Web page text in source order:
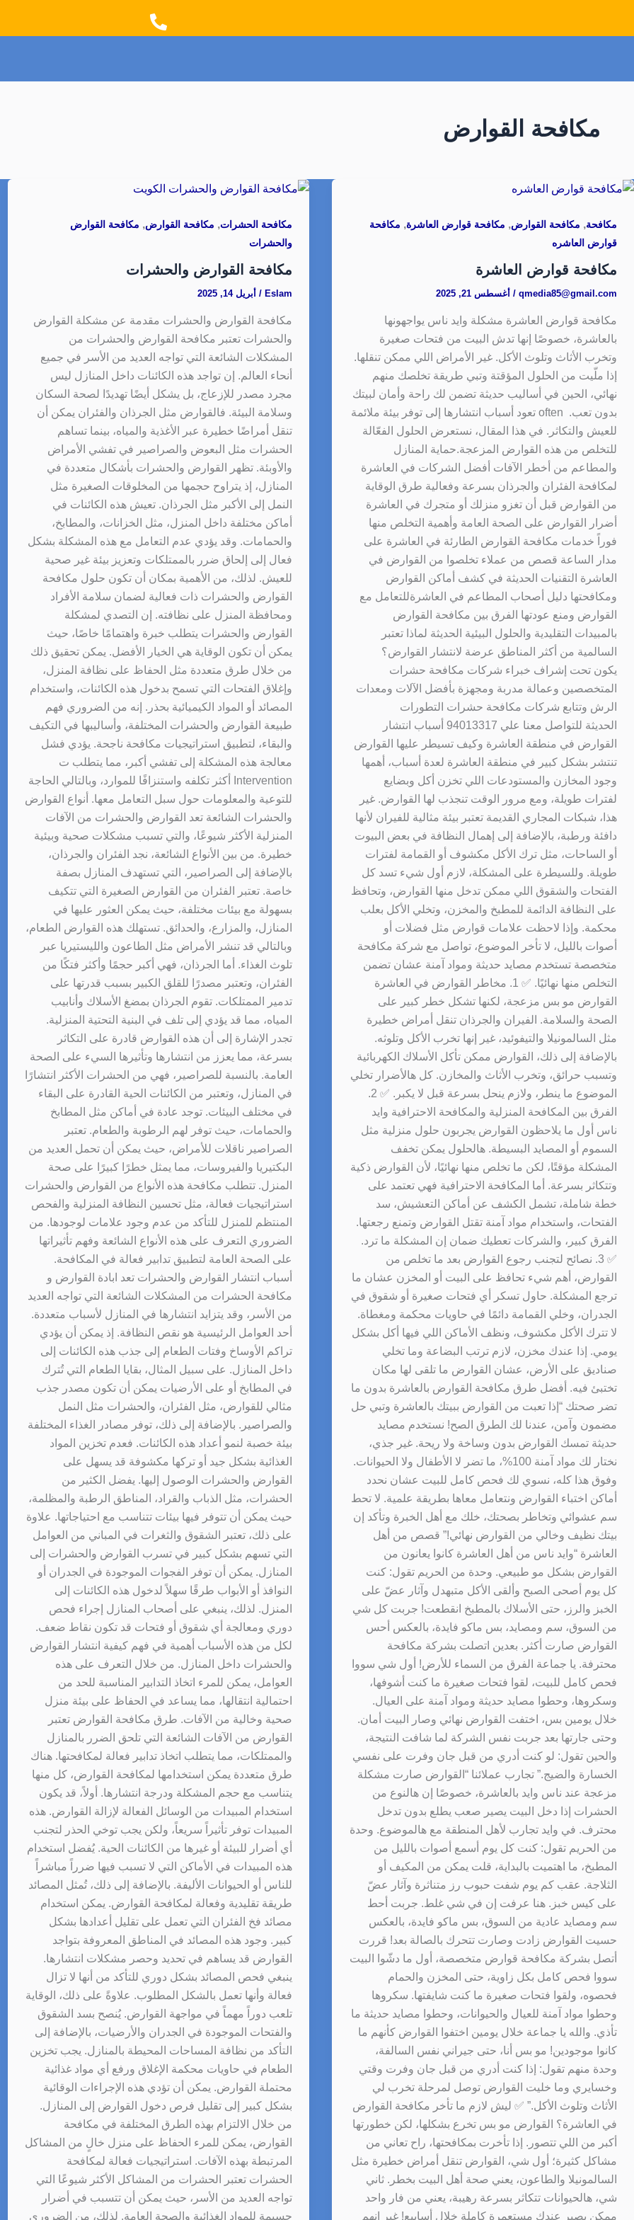
o
r
مكافحة القوارض
مكافحة, مكافحة القوارض, مكافحة قوارض العاشرة, مكافحة
قوارض العاشره
مكافحة قوارض العاشرة
qmedia85@gmail.com
/ أغسطس 21, 2025
مكافحة قوارض العاشرة مشكلة وايد ناس يواجهونها
بالعاشرة، خصوصًا إنها تدش البيت من فتحات صغيرة
وتخرب الأثاث وتلوث الأكل. غير الأمراض اللي ممكن تنقلها.
إذا ملّيت من الحلول المؤقتة وتبي طريقة تخلصك منهم
نهائي، الحين في أساليب حديثة تضمن لك راحة وأمان لبيتك
بدون تعب. often تعود أسباب انتشارها إلى توفر بيئة ملائمة
للعيش والتكاثر. في هذا المقال، نستعرض الحلول الفعّالة
للتخلص من هذه القوارض المزعجة.حماية المنازل
والمطاعم من أخطر الآفات أفضل الشركات في العاشرة
لمكافحة الفئران والجرذان بسرعة وفعالية طرق الوقاية
من القوارض قبل أن تغزو منزلك أو متجرك في العاشرة
أضرار القوارض على الصحة العامة وأهمية التخلص منها
فوراً خدمات مكافحة القوارض الطارئة في العاشرة على
مدار الساعة قصص من عملاء تخلصوا من القوارض في
العاشرة التقنيات الحديثة في كشف أماكن القوارض
ومكافحتها دليل أصحاب المطاعم في العاشرةللتعامل مع
القوارض ومنع عودتها الفرق بين مكافحة القوارض
بالمبيدات التقليدية والحلول البيئية الحديثة لماذا تعتبر
السالمية من أكثر المناطق عرضة لانتشار القوارض؟
يكون تحت إشراف خبراء شركات مكافحة حشرات
المتخصصين وعمالة مدربة ومجهزة بأفضل الآلات ومعدات
الرش وتتابع شركات مكافحة حشرات التطورات
الحديثة للتواصل معنا علي 94013317 أسباب انتشار
القوارض في منطقة العاشرة وكيف تسيطر عليها القوارض
تنتشر بشكل كبير في منطقة العاشرة لعدة أسباب، أهمها
وجود المخازن والمستودعات اللي تخزن أكل وبضايع
لفترات طويلة، ومع مرور الوقت تنجذب لها القوارض. غير
هذا، شبكات المجاري القديمة تعتبر بيئة مثالية للفيران لأنها
دافئة ورطبة، بالإضافة إلى إهمال النظافة في بعض البيوت
أو الساحات، مثل ترك الأكل مكشوف أو القمامة لفترات
طويلة. وللسيطرة على المشكلة، لازم أول شيء تسد كل
الفتحات والشقوق اللي ممكن تدخل منها القوارض، وتحافظ
على النظافة الدائمة للمطبخ والمخزن، وتخلي الأكل بعلب
محكمة. وإذا لاحظت علامات قوارض مثل فضلات أو
أصوات بالليل، لا تأخر الموضوع، تواصل مع شركة مكافحة
متخصصة تستخدم مصايد حديثة ومواد آمنة عشان تضمن
التخلص منها نهائيًا. ✅ 1. مخاطر القوارض في العاشرة
القوارض مو بس مزعجة، لكنها تشكل خطر كبير على
الصحة والسلامة. الفيران والجرذان تنقل أمراض خطيرة
مثل السالمونيلا والتيفوئيد، غير إنها تخرب الأكل وتلوثه.
بالإضافة إلى ذلك، القوارض ممكن تأكل الأسلاك الكهربائية
وتسبب حرائق، وتخرب الأثاث والمخازن. كل هالأضرار تخلي
الموضوع ما ينطر، ولازم ينحل بسرعة قبل لا يكبر. ✅ 2.
الفرق بين المكافحة المنزلية والمكافحة الاحترافية وايد
ناس أول ما يلاحظون القوارض يجربون حلول منزلية مثل
السموم أو المصايد البسيطة. هالحلول يمكن تخفف
المشكلة مؤقتًا، لكن ما تخلص منها نهائيًا، لأن القوارض ذكية
وتتكاثر بسرعة. أما المكافحة الاحترافية فهي تعتمد على
خطة شاملة، تشمل الكشف عن أماكن التعشيش، سد
الفتحات، واستخدام مواد آمنة تقتل القوارض وتمنع رجعتها.
الفرق كبير، والشركات تعطيك ضمان إن المشكلة ما ترد.
✅ 3. نصائح لتجنب رجوع القوارض بعد ما تخلص من
القوارض، أهم شيء تحافظ على البيت أو المخزن عشان ما
ترجع المشكلة. حاول تسكر أي فتحات صغيرة أو شقوق في
الجدران، وخلي القمامة دائمًا في حاويات محكمة ومغطاة.
لا تترك الأكل مكشوف، ونظف الأماكن اللي فيها أكل بشكل
يومي. إذا عندك مخزن، لازم ترتب البضاعة وما تخلي
صناديق على الأرض، عشان القوارض ما تلقى لها مكان
تختبئ فيه. أفضل طرق مكافحة القوارض بالعاشرة بدون ما
تضر صحتك “إذا تعبت من القوارض ببيتك بالعاشرة وتبي حل
مضمون وآمن، عندنا لك الطرق الصح! نستخدم مصايد
حديثة تمسك القوارض بدون وساخة ولا ريحة. غير جذي،
نختار لك مواد آمنة 100%، ما تضر لا الأطفال ولا الحيوانات.
وفوق هذا كله، نسوي لك فحص كامل للبيت عشان نحدد
أماكن اختباء القوارض ونتعامل معاها بطريقة علمية. لا تحط
سم عشوائي وتخاطر بصحتك، خلك مع أهل الخبرة وتأكد إن
بيتك نظيف وخالي من القوارض نهائي!” قصص من أهل
العاشرة “وايد ناس من أهل العاشرة كانوا يعانون من
القوارض بشكل مو طبيعي. وحدة من الحريم تقول: كنت
كل يوم أصحى الصبح وألقى الأكل متبهدل وآثار عضّ على
الخبز والرز، حتى الأسلاك بالمطبخ انقطعت! جربت كل شي
من السوق، سم ومصايد، بس ماكو فايدة، بالعكس أحس
القوارض صارت أكثر. بعدين اتصلت بشركة مكافحة
محترفة. يا جماعة الفرق من السماء للأرض! أول شي سووا
فحص كامل للبيت، لقوا فتحات صغيرة ما كنت أشوفها،
وسكروها، وحطوا مصايد حديثة ومواد آمنة على العيال.
خلال يومين بس، اختفت القوارض نهائي وصار البيت أمان.
وحتى جارتها بعد جربت نفس الشركة لما شافت النتيجة،
والحين تقول: لو كنت أدري من قبل جان وفرت على نفسي
الخسارة والضيج.” تجارب عملائنا “القوارض صارت مشكلة
مزعجة عند ناس وايد بالعاشرة، خصوصًا إن هالنوع من
الحشرات إذا دخل البيت يصير صعب يطلع بدون تدخل
محترف. في وايد تجارب لأهل المنطقة مع هالموضوع. وحدة
من الحريم تقول: كنت كل يوم أسمع أصوات بالليل من
المطبخ، ما اهتميت بالبداية، قلت يمكن من المكيف أو
الثلاجة. عقب كم يوم شفت حبوب رز متناثرة وآثار عضّ
على كيس خبز. هنا عرفت إن في شي غلط. جربت أحط
سم ومصايد عادية من السوق، بس ماكو فايدة، بالعكس
حسيت القوارض زادت وصارت تتحرك بالصالة بعد! قررت
أتصل بشركة مكافحة قوارض متخصصة، أول ما دشّوا البيت
سووا فحص كامل بكل زاوية، حتى المخزن والحمام
فحصوه، ولقوا فتحات صغيرة ما كنت شايفتها. سكروها
وحطوا مواد آمنة للعيال والحيوانات، وحطوا مصايد حديثة ما
تأذي. والله يا جماعة خلال يومين اختفوا القوارض كأنهم ما
كانوا موجودين! مو بس أنا، حتى جيراني نفس السالفة،
وحدة منهم تقول: إذا كنت أدري من قبل جان وفرت وقتي
وخسايري وما خليت القوارض توصل لمرحلة تخرب لي
الأثاث وتلوث الأكل.” ✅ ليش لازم ما تأخر مكافحة القوارض
في العاشرة؟ القوارض مو بس تخرع بشكلها، لكن خطورتها
أكبر من اللي تتصور. إذا تأخرت بمكافحتها، راح تعاني من
مشاكل كثيرة؛ أول شي، القوارض تنقل أمراض خطيرة مثل
السالمونيلا والطاعون، يعني صحة أهل البيت بخطر. ثاني
شي، هالحيوانات تتكاثر بسرعة رهيبة، يعني من فار واحد
ممكن يصير عندك مستعمرة كاملة خلال أسابيع! غير إنهم
مكافحة الحشرات, مكافحة القوارض, مكافحة القوارض
والحشرات
مكافحة القوارض والحشرات
Eslam
/ أبريل 14, 2025
مكافحة القوارض والحشرات مقدمة عن مشكلة القوارض
والحشرات تعتبر مكافحة القوارض والحشرات من
المشكلات الشائعة التي تواجه العديد من الأسر في جميع
أنحاء العالم. إن تواجد هذه الكائنات داخل المنازل ليس
مجرد مصدر للإزعاج، بل يشكل أيضًا تهديدًا لصحة السكان
وسلامة البيئة. فالقوارض مثل الجرذان والفئران يمكن أن
تنقل أمراضًا خطيرة عبر الأغذية والمياه، بينما تساهم
الحشرات مثل البعوض والصراصير في تفشي الأمراض
والأوبئة. تظهر القوارض والحشرات بأشكال متعددة في
المنازل، إذ يتراوح حجمها من المخلوقات الصغيرة مثل
النمل إلى الأكبر مثل الجرذان. تعيش هذه الكائنات في
أماكن مختلفة داخل المنزل، مثل الخزانات، والمطابخ،
والحمامات. وقد يؤدي عدم التعامل مع هذه المشكلة بشكل
فعال إلى إلحاق ضرر بالممتلكات وتعزيز بيئة غير صحية
للعيش. لذلك، من الأهمية بمكان أن تكون حلول مكافحة
القوارض والحشرات ذات فعالية لضمان سلامة الأفراد
ومحافظة المنزل على نظافته. إن التصدي لمشكلة
القوارض والحشرات يتطلب خبرة واهتمامًا خاصًا، حيث
يمكن أن تكون الوقاية هي الخيار الأفضل. يمكن تحقيق ذلك
من خلال طرق متعددة مثل الحفاظ على نظافة المنزل،
وإغلاق الفتحات التي تسمح بدخول هذه الكائنات، واستخدام
المصائد أو المواد الكيميائية بحذر. إنه من الضروري فهم
طبيعة القوارض والحشرات المختلفة، وأساليبها في التكيف
والبقاء، لتطبيق استراتيجيات مكافحة ناجحة. يؤدي فشل
معالجة هذه المشكلة إلى تفشي أكبر، مما يتطلب ت
Intervention أكثر تكلفه واستنزافًا للموارد، وبالتالي الحاجة
للتوعية والمعلومات حول سبل التعامل معها. أنواع القوارض
والحشرات الشائعة تعد القوارض والحشرات من الآفات
المنزلية الأكثر شيوعًا، والتي تسبب مشكلات صحية وبيئية
خطيرة. من بين الأنواع الشائعة، نجد الفئران والجرذان،
بالإضافة إلى الصراصير، التي تستهدف المنازل بصفة
خاصة. تعتبر الفئران من القوارض الصغيرة التي تتكيف
بسهولة مع بيئات مختلفة، حيث يمكن العثور عليها في
المنازل، والمزارع، والحدائق. تستهلك هذه القوارض الطعام،
وبالتالي قد تنشر الأمراض مثل الطاعون والليستيريا عبر
تلوث الغذاء. أما الجرذان، فهي أكبر حجمًا وأكثر فتكًا من
الفئران، وتعتبر مصدرًا للقلق الكبير بسبب قدرتها على
تدمير الممتلكات. تقوم الجرذان بمضغ الأسلاك وأنابيب
المياه، مما قد يؤدي إلى تلف في البنية التحتية المنزلية.
تجدر الإشارة إلى أن هذه القوارض قادرة على التكاثر
بسرعة، مما يعزز من انتشارها وتأثيرها السيء على الصحة
العامة. بالنسبة للصراصير، فهي من الحشرات الأكثر انتشارًا
في المنازل، وتعتبر من الكائنات الحية القادرة على البقاء
في مختلف البيئات. توجد عادة في أماكن مثل المطابخ
والحمامات، حيث توفر لهم الرطوبة والطعام. تعتبر
الصراصير ناقلات للأمراض، حيث يمكن أن تحمل العديد من
البكتيريا والفيروسات، مما يمثل خطرًا كبيرًا على صحة
المنزل. تتطلب مكافحة هذه الأنواع من القوارض والحشرات
استراتيجيات فعالة، مثل تحسين النظافة المنزلية والفحص
المنتظم للمنزل للتأكد من عدم وجود علامات لوجودها. من
الضروري التعرف على هذه الأنواع الشائعة وفهم تأثيراتها
على الصحة العامة لتطبيق تدابير فعالة في المكافحة.
أسباب انتشار القوارض والحشرات تعد ابادة القوارض و
مكافحة الحشرات من المشكلات الشائعة التي تواجه العديد
من الأسر، وقد يتزايد انتشارها في المنازل لأسباب متعددة.
أحد العوامل الرئيسية هو نقص النظافة. إذ يمكن أن يؤدي
تراكم الأوساخ وفتات الطعام إلى جذب هذه الكائنات إلى
داخل المنازل. على سبيل المثال، بقايا الطعام التي تُترك
في المطابخ أو على الأرضيات يمكن أن تكون مصدر جذب
مثالي للقوارض، مثل الفئران، والحشرات مثل النمل
والصراصير. بالإضافة إلى ذلك، توفر مصادر الغذاء المختلفة
بيئة خصبة لنمو أعداد هذه الكائنات. فعدم تخزين المواد
الغذائية بشكل جيد أو تركها مكشوفة قد يسهل على
القوارض والحشرات الوصول إليها. يفضل الكثير من
الحشرات، مثل الذباب والقراد، المناطق الرطبة والمظلمة،
حيث يمكن أن تتوفر فيها بيئات تتناسب مع احتياجاتها. علاوة
على ذلك، تعتبر الشقوق والثغرات في المباني من العوامل
التي تسهم بشكل كبير في تسرب القوارض والحشرات إلى
المنازل. يمكن أن توفر الفجوات الموجودة في الجدران أو
النوافذ أو الأبواب طرقًا سهلاً لدخول هذه الكائنات إلى
المنزل. لذلك، ينبغي على أصحاب المنازل إجراء فحص
دوري ومعالجة أي شقوق أو فتحات قد تكون نقاط ضعف.
لكل من هذه الأسباب أهمية في فهم كيفية انتشار القوارض
والحشرات داخل المنازل. من خلال التعرف على هذه
العوامل، يمكن للمرء اتخاذ التدابير المناسبة للحد من
احتمالية انتقالها، مما يساعد في الحفاظ على بيئة منزل
صحية وخالية من الآفات. طرق مكافحة القوارض تعتبر
القوارض من الآفات الشائعة التي تلحق الضرر بالمنازل
والممتلكات، مما يتطلب اتخاذ تدابير فعالة لمكافحتها. هناك
طرق متعددة يمكن استخدامها لمكافحة القوارض، كل منها
يتناسب مع حجم المشكلة ودرجة انتشارها. أولاً، قد يكون
استخدام المبيدات من الوسائل الفعالة لإزالة القوارض. هذه
المبيدات توفر تأثيراً سريعاً، ولكن يجب توخي الحذر لتجنب
أي أضرار للبيئة أو غيرها من الكائنات الحية. يُفضل استخدام
هذه المبيدات في الأماكن التي لا تسبب فيها ضرراً مباشراً
للناس أو الحيوانات الأليفة. بالإضافة إلى ذلك، تُمثل المصائد
طريقة تقليدية وفعالة لمكافحة القوارض. يمكن استخدام
مصائد فخ الفئران التي تعمل على تقليل أعدادها بشكل
كبير. وجود هذه المصائد في المناطق المعروفة بتواجد
القوارض قد يساهم في تحديد وحصر مشكلات انتشارها.
ينبغي فحص المصائد بشكل دوري للتأكد من أنها لا تزال
فعالة وأنها تعمل بالشكل المطلوب. علاوةً على ذلك، الوقاية
تلعب دوراً مهماً في مواجهة القوارض. يُنصح بسد الشقوق
والفتحات الموجودة في الجدران والأرضيات، بالإضافة إلى
التأكد من نظافة المساحات المحيطة بالمنازل. يجب تخزين
الطعام في حاويات محكمة الإغلاق ورفع أي مواد غذائية
محتملة القوارض. يمكن أن تؤدي هذه الإجراءات الوقائية
بشكل كبير إلى تقليل فرص دخول القوارض إلى المنازل.
من خلال الالتزام بهذه الطرق المختلفة في مكافحة
القوارض، يمكن للمرء الحفاظ على منزل خالٍ من المشاكل
المرتبطة بهذه الآفات. استراتيجيات فعالة لمكافحة
الحشرات تعتبر الحشرات من المشاكل الأكثر شيوعًا التي
تواجه العديد من الأسر، حيث يمكن أن تتسبب في أضرار
جسيمة للمواد الغذائية والصحة العامة. لذلك، من الضروري